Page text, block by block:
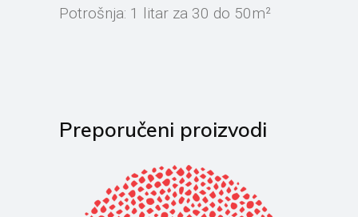
Potrošnja: 1 litar za 30 do 50m²
Preporučeni proizvodi